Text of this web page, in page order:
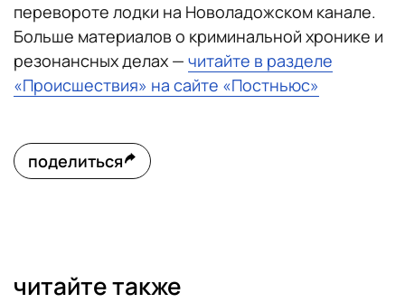
перевороте лодки на Новоладожском канале.
Больше материалов о криминальной хронике и
резонансных делах — читайте в разделе
«Происшествия» на сайте «Постньюс»
поделиться
читайте также